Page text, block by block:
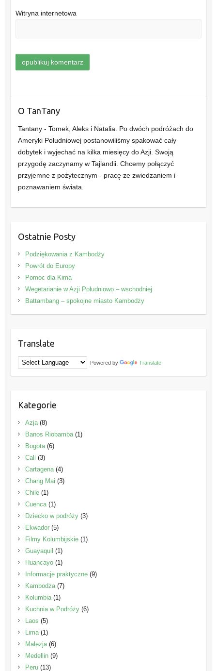
Witryna internetowa
O TanTany
Tantany - Tomek, Aleks i Natalia. Po dwóch podróżach do
Ameryki Południowej postanowiliśmy spakować cały
dobytek i wyjechać na kilka miesięcy do Azji. Swoją
przygodę zaczynamy w Tajlandii. Chcemy połączyć
przyjemne z pożytecznym - pracę ze zwiedzaniem i
poznawaniem świata.
Ostatnie Posty
Podziękowania z Kambodży
Powrót do Europy
Pomoc dla Kima
Wegetarianie w Azji Południowo – wschodniej
Battambang – spokojne miasto Kambodży
Translate
Powered by Translate
Kategorie
Azja(8)
Banos Riobamba(1)
Bogota(6)
Cali (3)
Cartagena(4)
Chang Mai (3)
Chile(1)
Cuenca(1)
Dziecko w podróży(3)
Ekwador(5)
Filmy Kolumbijskie(1)
Guayaquil (1)
Huancayo(1)
Informacje praktyczne(9)
Kambodża(7)
Kolumbia(1)
Kuchnia w Podróży(6)
Laos (5)
Lima(1)
Malezja(6)
Medellin(9)
Peru(13)